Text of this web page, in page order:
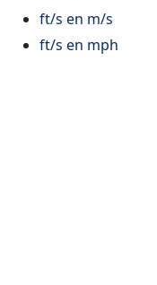
ft/s en m/s
ft/s en mph